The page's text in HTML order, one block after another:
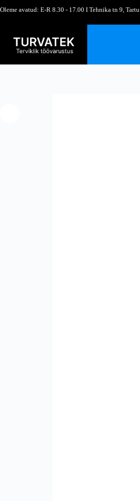
Oleme avatud: E-R 8.30 - 17.00 I Tehnika tn 9, Tartu